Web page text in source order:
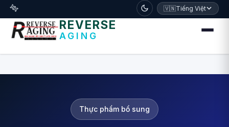
דלג לתוכן הראשי
🧬 🇻🇳Tiếng Việt
REVERSE
AGING
Thực phẩm bổ sung